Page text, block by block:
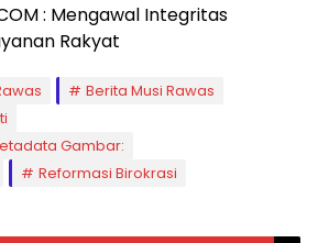
: Mengawal Integritas
Rakyat
Berita Musi Rawas
Gambar:
Reformasi Birokrasi